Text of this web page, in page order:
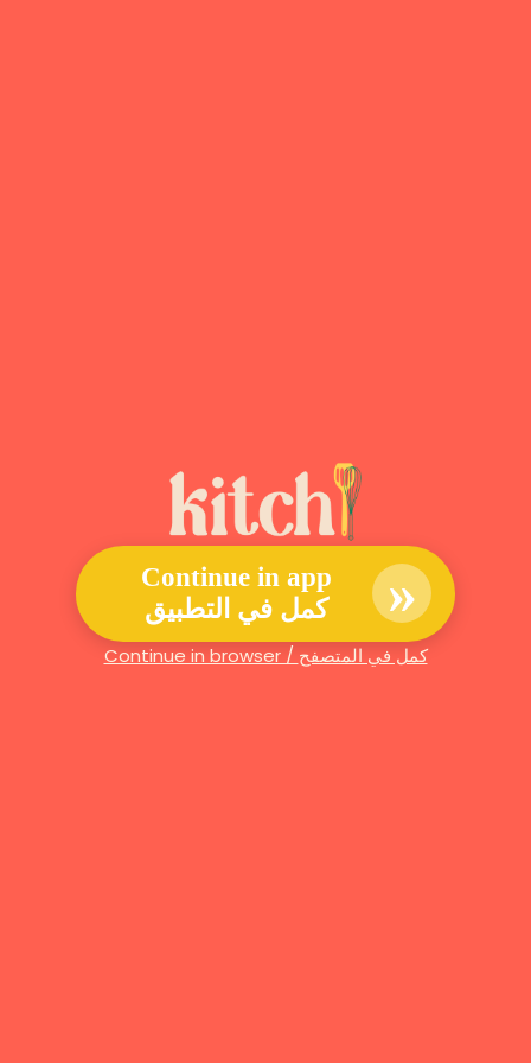
Continue in app
كمل في التطبيق
»
Continue in browser / كمل في المتصفح